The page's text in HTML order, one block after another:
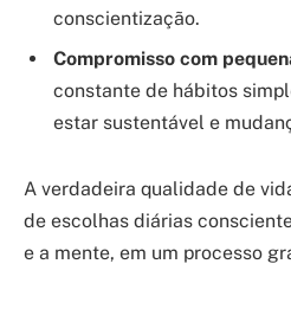
conscientização.
Compromisso com
constante de hábitos
estar sustentável e
A verdadeira qualidade de
de escolhas diárias
e a mente, em um processo